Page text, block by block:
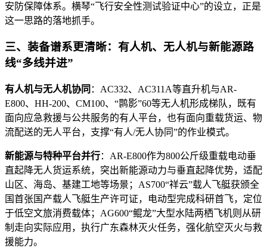
安防保障体系。横琴“飞行安全性测试验证中心”的设立，正是
这一思路的落地抓手。
三、装备谱系更清晰：有人机、无人机与新能源路
线“多线并进”
有人机与无人机协同 ：AC332、AC311A等直升机与AR-
E800、HH-200、CM100、“鹮影”60等无人机形成梯队，既有
面向应急救援与公共服务的有人平台，也有面向重载货运、物
流配送的无人平台，支撑“有人/无人协同”的作业模式。
新能源与特种平台并行：AR-E800作为800公斤级重载电动垂
直起降无人货运系统，突出新能源动力与垂直起降优势，适配
山区、海岛、基建工地等场景；AS700“祥云”载人飞艇获颁全
国首张国产载人飞艇生产许可证，电动型完成科研首飞，定位
于低空文旅消费载体；AG600“鲲龙”大型水陆两栖飞机则从研
制走向实际应用，执行广东森林灭火任务，强化航空灭火与救
援能力。